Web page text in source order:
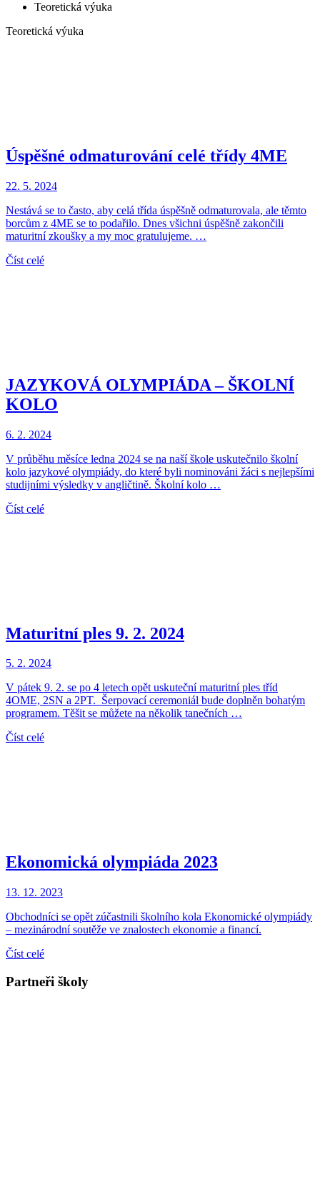
Teoretická výuka
Teoretická výuka
Úspěšné odmaturování celé třídy 4ME
22. 5. 2024
Nestává se to často, aby celá třída úspěšně odmaturovala, ale těmto
borcům z 4ME se to podařilo. Dnes všichni úspěšně zakončili
maturitní zkoušky a my moc gratulujeme. …
Číst celé
JAZYKOVÁ OLYMPIÁDA – ŠKOLNÍ
KOLO
6. 2. 2024
V průběhu měsíce ledna 2024 se na naší škole uskutečnilo školní
kolo jazykové olympiády, do které byli nominováni žáci s nejlepšími
studijními výsledky v angličtině. Školní kolo …
Číst celé
Maturitní ples 9. 2. 2024
5. 2. 2024
V pátek 9. 2. se po 4 letech opět uskuteční maturitní ples tříd
4OME, 2SN a 2PT. Šerpovací ceremoniál bude doplněn bohatým
programem. Těšit se můžete na několik tanečních …
Číst celé
Ekonomická olympiáda 2023
13. 12. 2023
Obchodníci se opět zúčastnili školního kola Ekonomické olympiády
– mezinárodní soutěže ve znalostech ekonomie a financí.
Číst celé
Partneři školy